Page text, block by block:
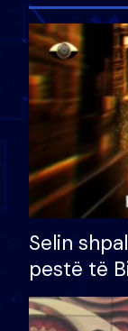
Selin
pestë të
çmimin e